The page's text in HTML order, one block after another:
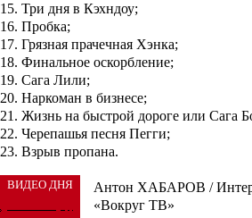
15. Три дня в Кэхндоу;
16. Пробка;
17. Грязная прачечная Хэнка;
18. Финальное оскорбление;
19. Сага Лили;
20. Наркоман в бизнесе;
21. Жизнь на быстрой дороге или Сага
22. Черепашья песня Пегги;
23. Взрыв пропана.
ВИДЕО ДНЯ
Антон ХАБАРОВ /
«Вокруг ТВ»